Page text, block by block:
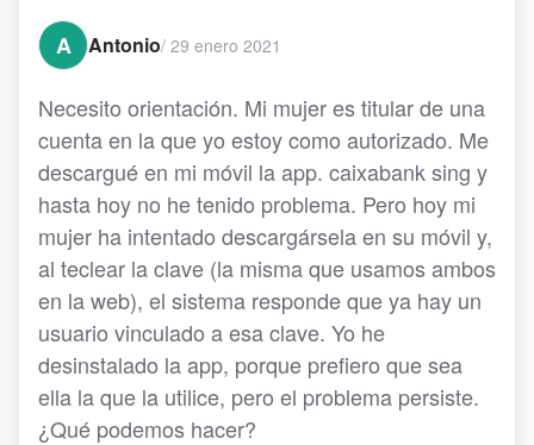
A
Antonio/ 29 enero 2021
Necesito orientación. Mi mujer es titular de una
cuenta en la que yo estoy como autorizado. Me
descargué en mi móvil la app. caixabank sing y
hasta hoy no he tenido problema. Pero hoy mi
mujer ha intentado descargársela en su móvil y,
al teclear la clave (la misma que usamos ambos
en la web), el sistema responde que ya hay un
usuario vinculado a esa clave. Yo he
desinstalado la app, porque prefiero que sea
ella la que la utilice, pero el problema persiste.
¿Qué podemos hacer?